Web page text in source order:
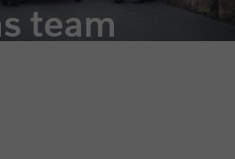
team